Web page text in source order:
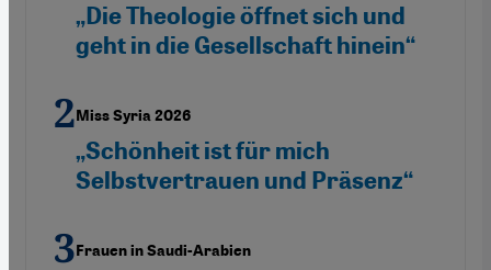
„Die Theologie öffnet sich und
geht in die Gesellschaft hinein“
Miss Syria 2026
„Schönheit ist für mich
Selbstvertrauen und Präsenz“
Frauen in Saudi-Arabien